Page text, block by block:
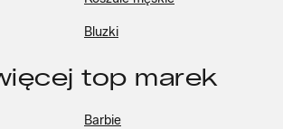
Bluzki
top marek
Barbie